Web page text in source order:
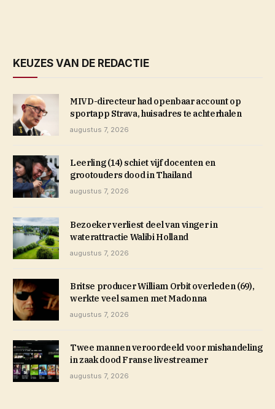
KEUZES VAN DE REDACTIE
MIVD-directeur had openbaar account op
sportapp Strava, huisadres te achterhalen
augustus 7, 2026
Leerling (14) schiet vijf docenten en
grootouders dood in Thailand
augustus 7, 2026
Bezoeker verliest deel van vinger in
waterattractie Walibi Holland
augustus 7, 2026
Britse producer William Orbit overleden (69),
werkte veel samen met Madonna
augustus 7, 2026
Twee mannen veroordeeld voor mishandeling
in zaak dood Franse livestreamer
augustus 7, 2026